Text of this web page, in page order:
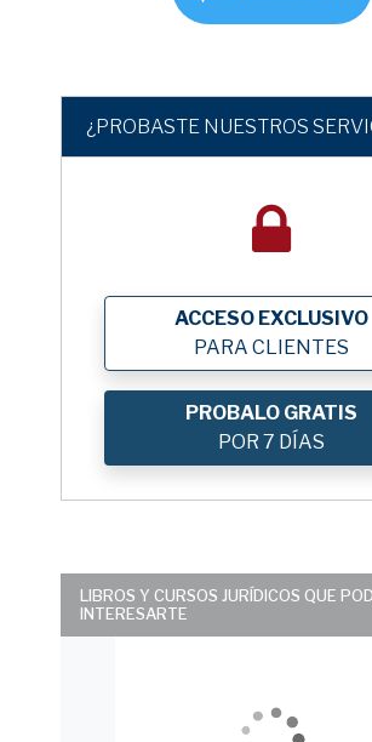
¿PROBASTE NUESTROS
ACCESO EXCLUSIVO
PARA CLIENTES
PROBALO GRATIS
POR 7 DÍAS
LIBROS Y CURSOS JURÍDICOS QUE
INTERESARTE